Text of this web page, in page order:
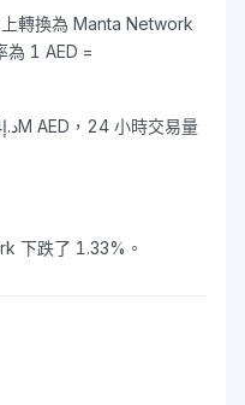
轉換為 Manta Network
為 1 AED =
下跌了 1.33%。